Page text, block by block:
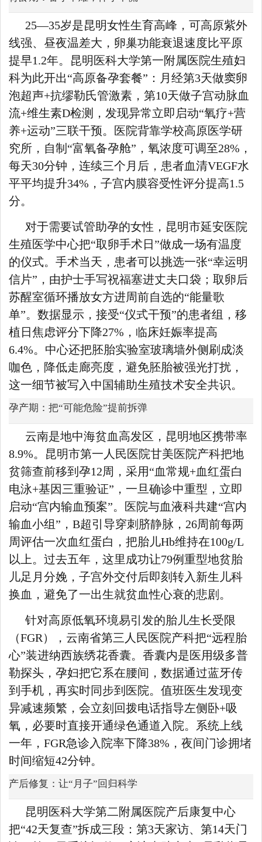
25—35岁是昆明女性生育高峰，可高原紫外
线强、昼夜温差大，卵巢功能衰退速度比平原
提早1.2年。昆明医科大学第一附属医院生殖妇
科为此开出“高原备孕套餐”：月经第3天做窦卵
泡超声+抗缪勒氏管激素，第10天做子宫动脉血
流+维生素D检测，发现异常立即启动“氧疗+营
养+运动”三联干预。医院背靠学校高原医学研
究所，自制“富氧备孕舱”，氧浓度可调至28%，
每天30分钟，连续三个月后，患者血清VEGF水
平平均提升34%，子宫内膜容受性评分提高1.5
分。
对于需要试管助孕的女性，昆明市延安医院
生殖医学中心把“取卵手术日”做成一场有温度
的仪式。手术当天，患者可以挑选一张“幸运明
信片”，由护士手写祝福塞进丈夫口袋；取卵后
苏醒室循环播放女方进周前自选的“能量歌
单”。数据显示，接受“仪式干预”的患者组，移
植日焦虑评分下降27%，临床妊娠率提高
6.4%。中心还把胚胎实验室玻璃墙外侧刷成淡
咖色，降低走廊亮度，避免胚胎被强光打扰，
这一细节被写入中国辅助生殖技术安全共识。
孕产期：把“可能危险”提前拆弹
云南是地中海贫血高发区，昆明地区携带率
8.9%。昆明市第一人民医院甘美医院产科把地
贫筛查前移到孕12周，采用“血常规+血红蛋白
电泳+基因三重验证”，一旦确诊中重型，立即
启动“宫内输血预案”。医院与血液科共建“宫内
输血小组”，B超引导穿刺脐静脉，26周前每两
周评估一次血红蛋白，把胎儿Hb维持在100g/L
以上。过去五年，这里成功让79例重型地贫胎
儿足月分娩，子宫外交付后即刻转入新生儿科
换血，避免了一出生就贫血性心衰的悲剧。
针对高原低氧环境易引发的胎儿生长受限
（FGR），云南省第三人民医院产科把“远程胎
心”装进纳西族绣花香囊。香囊内是医用级多普
勒探头，孕妇把它系在腰间，数据通过蓝牙传
到手机，再实时同步到医院。值班医生发现变
异减速频繁，会立刻回拨电话指导左侧卧+吸
氧，必要时直接开通绿色通道入院。系统上线
一年，FGR急诊入院率下降38%，夜间门诊拥堵
时间缩短42分钟。
产后修复：让“月子”回归科学
昆明医科大学第二附属医院产后康复中心
把“42天复查”拆成三段：第3天家访、第14天门